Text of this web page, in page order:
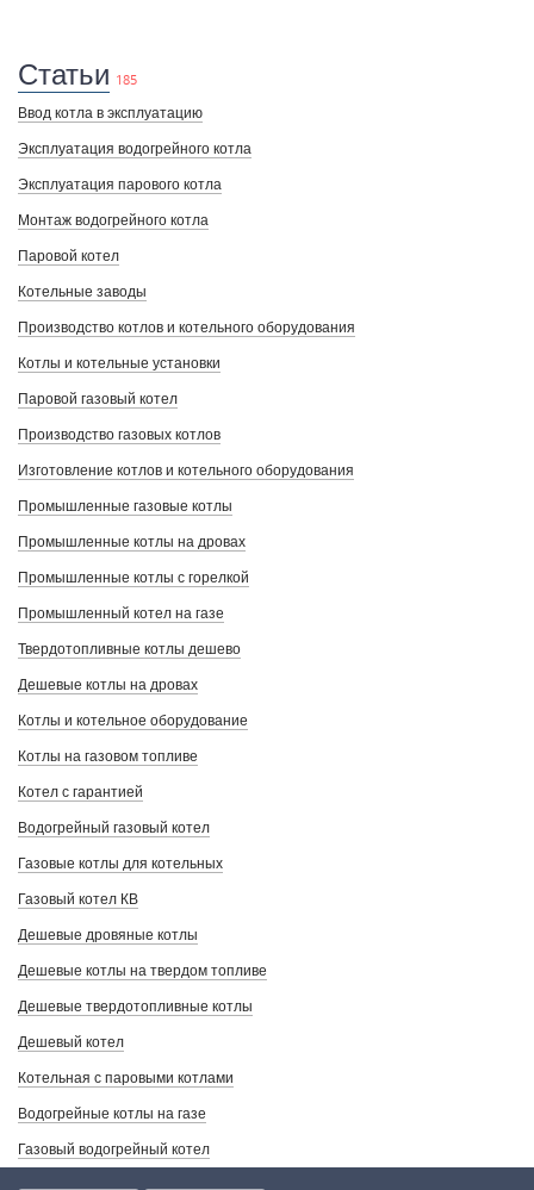
Статьи 185
Ввод котла в эксплуатацию
Эксплуатация водогрейного котла
Эксплуатация парового котла
Монтаж водогрейного котла
Паровой котел
Котельные заводы
Производство котлов и котельного оборудования
Котлы и котельные установки
Паровой газовый котел
Производство газовых котлов
Изготовление котлов и котельного оборудования
Промышленные газовые котлы
Промышленные котлы на дровах
Промышленные котлы с горелкой
Промышленный котел на газе
Твердотопливные котлы дешево
Дешевые котлы на дровах
Котлы и котельное оборудование
Котлы на газовом топливе
Котел с гарантией
Водогрейный газовый котел
Газовые котлы для котельных
Газовый котел КВ
Дешевые дровяные котлы
Дешевые котлы на твердом топливе
Дешевые твердотопливные котлы
Дешевый котел
Котельная с паровыми котлами
Водогрейные котлы на газе
Газовый водогрейный котел